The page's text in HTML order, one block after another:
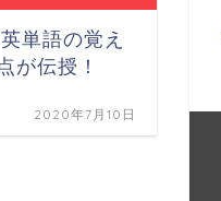
単語の覚え
が伝授！
2020年7月10日